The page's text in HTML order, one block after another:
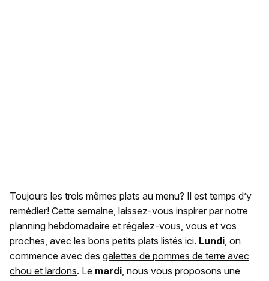
Toujours les trois mêmes plats au menu? Il est temps d’y
remédier! Cette semaine, laissez-vous inspirer par notre
planning hebdomadaire et régalez-vous, vous et vos
proches, avec les bons petits plats listés ici. Lundi, on
commence avec des galettes de pommes de terre avec
chou et lardons. Le mardi, nous vous proposons une